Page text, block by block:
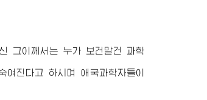
그이께서는 누가 보건말건 과학
진다고 하시며 애국과학자들이